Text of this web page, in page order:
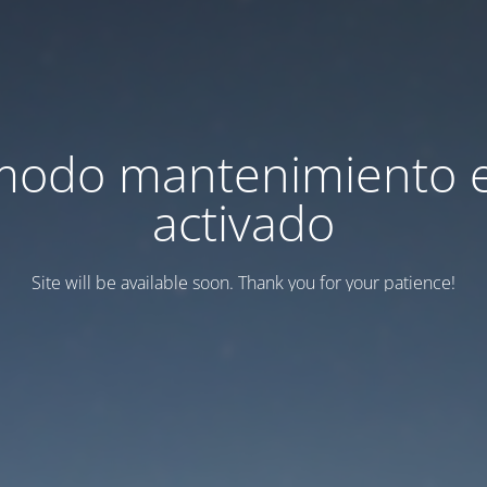
mantenimiento
activado
Site will be available soon. Thank you for your patience!